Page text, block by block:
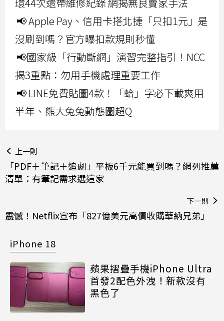
環44次還帶維修紀錄 網揭無良賣家手法
📢 Apple Pay、信用卡搭北捷「只扣1元」是
沒刷到嗎？官方曝扣款規則秒懂
📢國家級「行動斷網」演習完整指引！NCC
揭3重點：勿用手機處理重要工作
📢 LINE免費貼圖4款！「蛤」字必下載爽用
半年、熊大兔兔動態圖超Q
上一則
「PDF＋筆記＋追劇」平板6千元能買到嗎？網列推薦
清單：有筆記需求選這家
下一則
震憾！Netflix宣布「827億美元高價收購華納兄弟」
iPhone 18
蘋果摺疊手機iPhone Ultra
首發2配色外洩！新款沒有
黑色了